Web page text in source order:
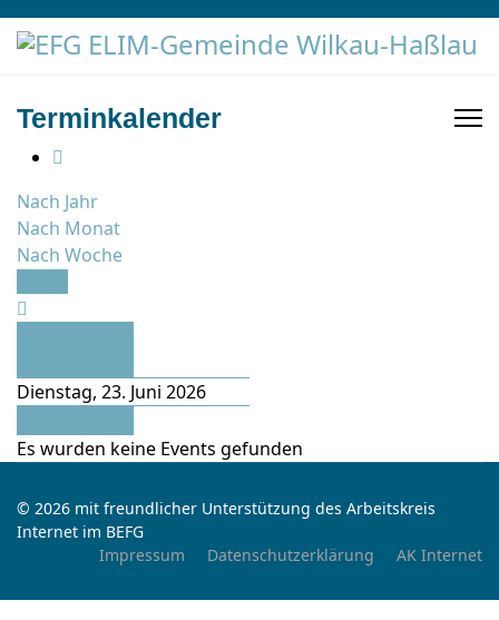
Terminkalender
Nach Jahr
Nach Monat
Nach Woche
Dienstag, 23. Juni 2026
Es wurden keine Events gefunden
© 2026 mit freundlicher Unterstützung des Arbeitskreis
Internet im BEFG
Impressum
Datenschutzerklärung AK Internet